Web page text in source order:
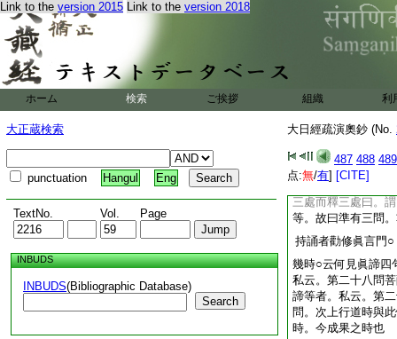
Link to the version 2015 Link to the version 2018
ホーム 検索 ご挨拶 組織 利
大正蔵検索
punctuation Hangul Eng
TextNo. Vol. Page
INBUDS
INBUDS(Bibliographic Database)
Search
大日經疏演奧鈔 (No.
487 488 489
点:無/有] [CITE]
灌頂有幾種○
三摩耶有幾二句也
灌頂等。第二十七
三摩耶法有幾種。
已上 光云。鈔主以
字。屬第二十七問
乎。故和上意以屬
則是第三十一問也
三處而釋三處曰。
等。故曰準有三問
持誦者勸修眞言門○
幾時○云何見眞諦
私云。第二十八問
諦等者。私云。第
問。次上行道時與
時。今成果之時也